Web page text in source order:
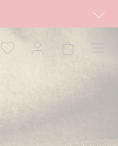
na kappahl.com. Ofert